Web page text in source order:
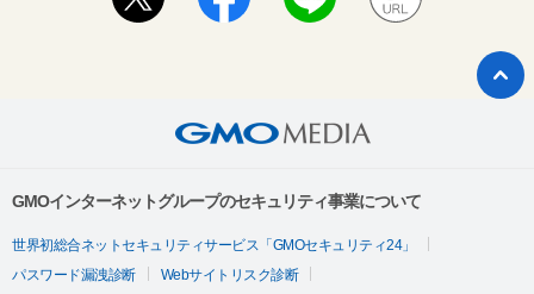
GMOインターネットグループのセキュリティ事業について
世界初総合ネットセキュリティサービス「GMOセキュリティ24」
パスワード漏洩診断
Webサイトリスク診断